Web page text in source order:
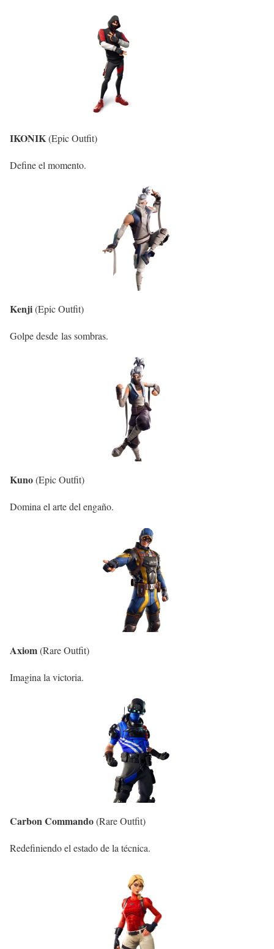
IKONIK(Epic Outfit)
Define el momento.
Kenji(Epic Outfit)
Golpe desde las sombras.
Kuno(Epic Outfit)
Domina el arte del engaño.
Axiom(Rare Outfit)
Imagina la victoria.
Carbon Commando(Rare Outfit)
Redefiniendo el estado de la técnica.